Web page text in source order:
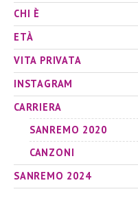
CHI È
ETÀ
VITA PRIVATA
INSTAGRAM
CARRIERA
SANREMO 2020
CANZONI
SANREMO 2024